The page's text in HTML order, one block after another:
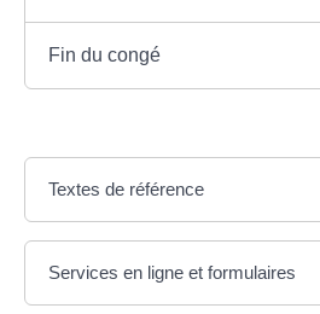
Fin du congé
Textes de référence
Services en ligne et formulaires